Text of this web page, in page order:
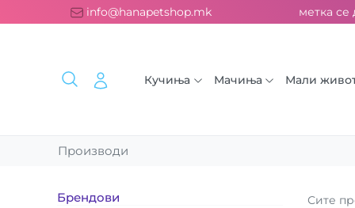
info@hanapetshop.mk
испорака над 2000 ден. ››› 2% од секоја сметка се
Кучиња Мачиња Мали
Производи
Брендови Сите